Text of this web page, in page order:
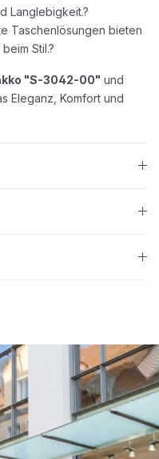
Langlebigkeit.?
Taschenlösungen bieten
Stil.?
"S-3042-00" und
Eleganz, Komfort und